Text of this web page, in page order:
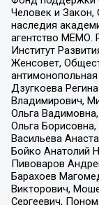
Человек и
наследия
агентство МЕМО.
Институт
Женсовет,
Дзугкоева
Владимирович,
Ольга
Ольга
Васильева
Бойко Анатолий
Пивоваров
Барахоев
Викторович,
Сергеевич,